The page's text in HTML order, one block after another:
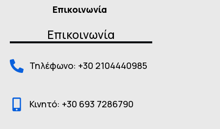
Επικοινωνία
Επικοινωνία
Τηλέφωνο: +30 2104440985
Κινητό: +30 693 7286790